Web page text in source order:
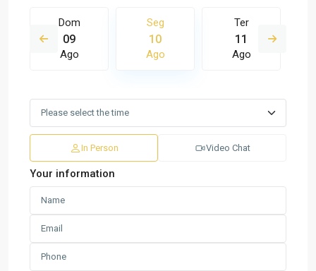
Dom
09
Ago
Seg
10
Ago
Ter
11
Ago
In Person Video Chat
Your information